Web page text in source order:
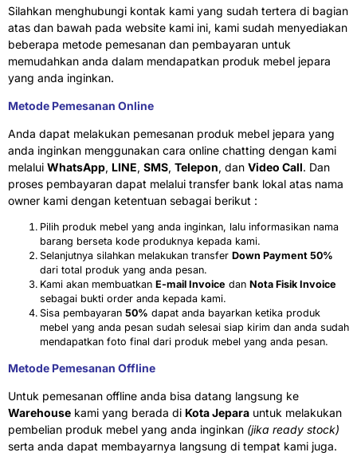
Silahkan menghubungi kontak kami yang sudah tertera di bagian
atas dan bawah pada website kami ini, kami sudah menyediakan
beberapa metode pemesanan dan pembayaran untuk
memudahkan anda dalam mendapatkan produk mebel jepara
yang anda inginkan.
Metode Pemesanan Online
Anda dapat melakukan pemesanan produk mebel jepara yang
anda inginkan menggunakan cara online chatting dengan kami
melalui WhatsApp, LINE, SMS, Telepon, dan Video Call. Dan
proses pembayaran dapat melalui transfer bank lokal atas nama
owner kami dengan ketentuan sebagai berikut :
Pilih produk mebel yang anda inginkan, lalu informasikan nama
barang berseta kode produknya kepada kami.
Selanjutnya silahkan melakukan transfer Down Payment 50%
dari total produk yang anda pesan.
Kami akan membuatkan E-mail Invoice dan Nota Fisik Invoice
sebagai bukti order anda kepada kami.
Sisa pembayaran 50% dapat anda bayarkan ketika produk
mebel yang anda pesan sudah selesai siap kirim dan anda sudah
mendapatkan foto final dari produk mebel yang anda pesan.
Metode Pemesanan Offline
Untuk pemesanan offline anda bisa datang langsung ke
Warehouse kami yang berada di Kota Jepara untuk melakukan
pembelian produk mebel yang anda inginkan (jika ready stock)
serta anda dapat membayarnya langsung di tempat kami juga.